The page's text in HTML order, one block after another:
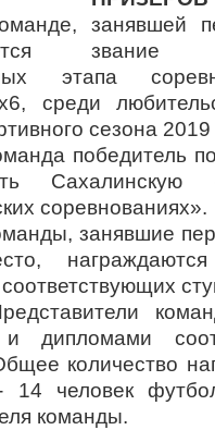
занявшей
звание
этапа
среди
сезона 2019
победитель
соревнованиях».
занявшие
дипломами
количество
14 человек
команды.